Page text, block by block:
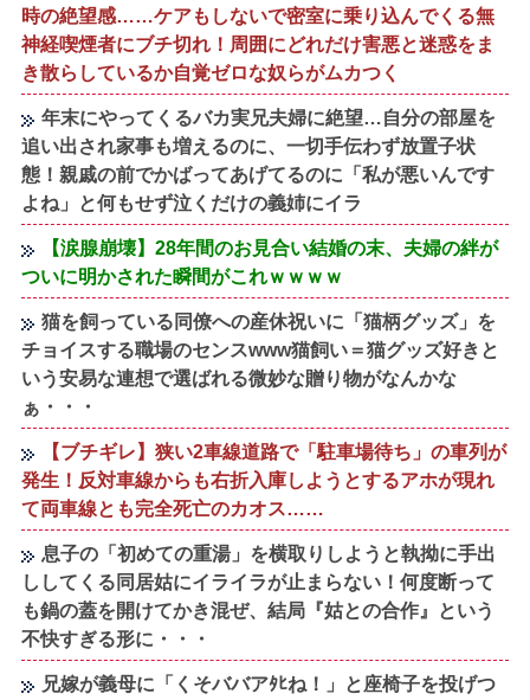
時の絶望感……ケアもしないで密室に乗り込んでくる無
神経喫煙者にブチ切れ！周囲にどれだけ害悪と迷惑をま
き散らしているか自覚ゼロな奴らがムカつく
年末にやってくるバカ実兄夫婦に絶望…自分の部屋を
追い出され家事も増えるのに、一切手伝わず放置子状
態！親戚の前でかばってあげてるのに「私が悪いんです
よね」と何もせず泣くだけの義姉にイラ
【涙腺崩壊】28年間のお見合い結婚の末、夫婦の絆が
ついに明かされた瞬間がこれｗｗｗｗ
猫を飼っている同僚への産休祝いに「猫柄グッズ」を
チョイスする職場のセンスwww猫飼い＝猫グッズ好きと
いう安易な連想で選ばれる微妙な贈り物がなんかな
ぁ・・・
【ブチギレ】狭い2車線道路で「駐車場待ち」の車列が
発生！反対車線からも右折入庫しようとするアホが現れ
て両車線とも完全死亡のカオス……
息子の「初めての重湯」を横取りしようと執拗に手出
ししてくる同居姑にイライラが止まらない！何度断って
も鍋の蓋を開けてかき混ぜ、結局『姑との合作』という
不快すぎる形に・・・
兄嫁が義母に「くそババアﾀﾋね！」と座椅子を投げつ